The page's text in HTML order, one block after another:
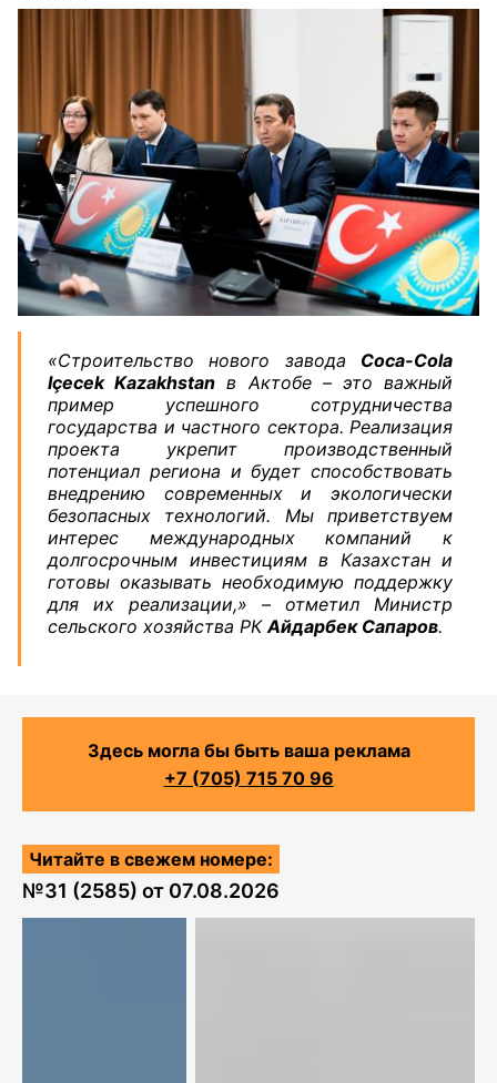
«Строительство нового завода Coca-Cola
Içecek Kazakhstan в Актобе – это важный
пример успешного сотрудничества
государства и частного сектора. Реализация
проекта укрепит производственный
потенциал региона и будет способствовать
внедрению современных и экологически
безопасных технологий. Мы приветствуем
интерес международных компаний к
долгосрочным инвестициям в Казахстан и
готовы оказывать необходимую поддержку
для их реализации,» – отметил Министр
сельского хозяйства РКАйдарбек Сапаров.
Здесь могла бы быть ваша реклама
+7 (705) 715 70 96
Читайте в свежем номере:
№31 (2585) от 07.08.2026